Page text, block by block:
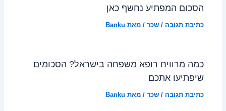
הסכום המפתיע נחשף כאן
כתיבת תגובה /שכר / מאת Banku
כמה מרוויח רופא משפחה בישראל? הסכומים
שיפתיעו אתכם
כתיבת תגובה /שכר / מאת Banku